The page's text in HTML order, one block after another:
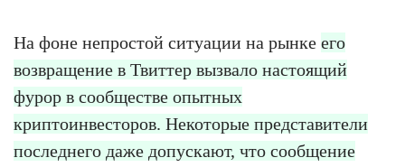
На фоне непростой ситуации на рынке его
возвращение в Твиттер вызвало настоящий
фурор в сообществе опытных
криптоинвесторов. Некоторые представители
последнего даже допускают, что сообщение